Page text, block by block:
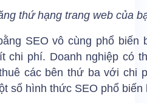
thứ hạng trang web của
SEO vô cùng phổ biến
chi phí. Doanh nghiệp có
các bên thứ ba với chi
số hình thức SEO phổ biến